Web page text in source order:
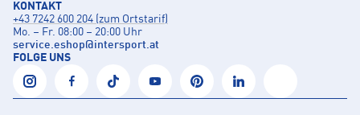
KONTAKT
+43 7242 600 204 (zum Ortstarif)
Mo. – Fr. 08:00 – 20:00 Uhr
service.eshop@intersport.at
FOLGE UNS